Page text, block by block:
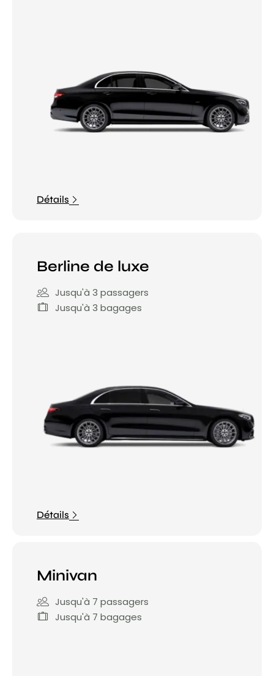
Détails
Berline de luxe
Jusqu'à 3 passagers
Jusqu'à 3 bagages
Détails
Minivan
Jusqu'à 7 passagers
Jusqu'à 7 bagages